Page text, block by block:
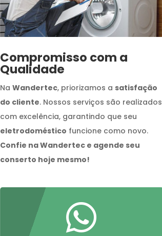
Compromisso com a
Qualidade
Na Wandertec, priorizamos a satisfação
do cliente. Nossos serviços são realizados
com excelência, garantindo que seu
eletrodoméstico funcione como novo.
Confie na Wandertec e agende seu
conserto hoje mesmo!
